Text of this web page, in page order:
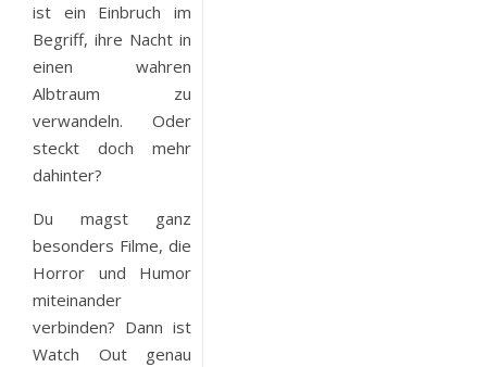
ist ein Einbruch im
Begriff, ihre Nacht in
einen wahren
Albtraum zu
verwandeln. Oder
steckt doch mehr
dahinter?
Du magst ganz
besonders Filme, die
Horror und Humor
miteinander
verbinden? Dann ist
Watch Out genau